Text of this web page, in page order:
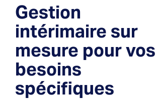
Gestion
intérimaire sur
mesure pour vos
besoins
spécifiques